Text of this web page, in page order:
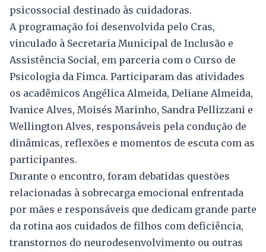
psicossocial destinado às cuidadoras.
A programação foi desenvolvida pelo Cras,
vinculado à Secretaria Municipal de Inclusão e
Assistência Social, em parceria com o Curso de
Psicologia da Fimca. Participaram das atividades
os acadêmicos Angélica Almeida, Deliane Almeida,
Ivanice Alves, Moisés Marinho, Sandra Pellizzani e
Wellington Alves, responsáveis pela condução de
dinâmicas, reflexões e momentos de escuta com as
participantes.
Durante o encontro, foram debatidas questões
relacionadas à sobrecarga emocional enfrentada
por mães e responsáveis que dedicam grande parte
da rotina aos cuidados de filhos com deficiência,
transtornos do neurodesenvolvimento ou outras